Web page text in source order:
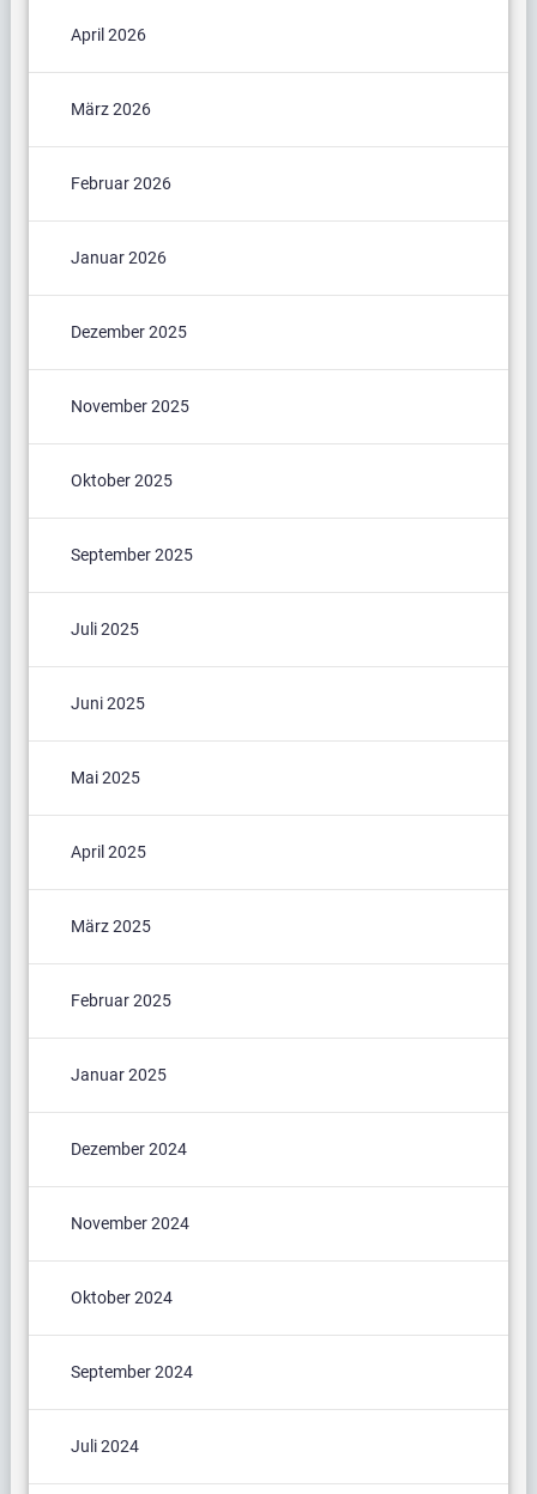
April 2026
März 2026
Februar 2026
Januar 2026
Dezember 2025
November 2025
Oktober 2025
September 2025
Juli 2025
Juni 2025
Mai 2025
April 2025
März 2025
Februar 2025
Januar 2025
Dezember 2024
November 2024
Oktober 2024
September 2024
Juli 2024